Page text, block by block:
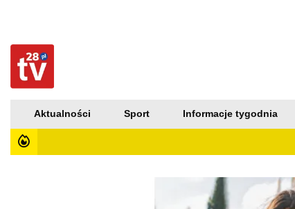
Aktualności Sport Informacje tygodnia